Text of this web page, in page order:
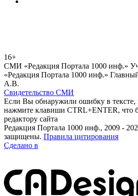
16+
СМИ «Редакция Портала 1000 инф.»
«Редакция Портала 1000 инф.»
А.В.
Свидетельство СМИ
Если Вы обнаружили ошибку в тексте,
нажмите клавиши CTRL+ENTER, что
редактору сайта
Редакция Портала 1000 инф., 2009 -
защищены. Правила цитирования
Сделано в